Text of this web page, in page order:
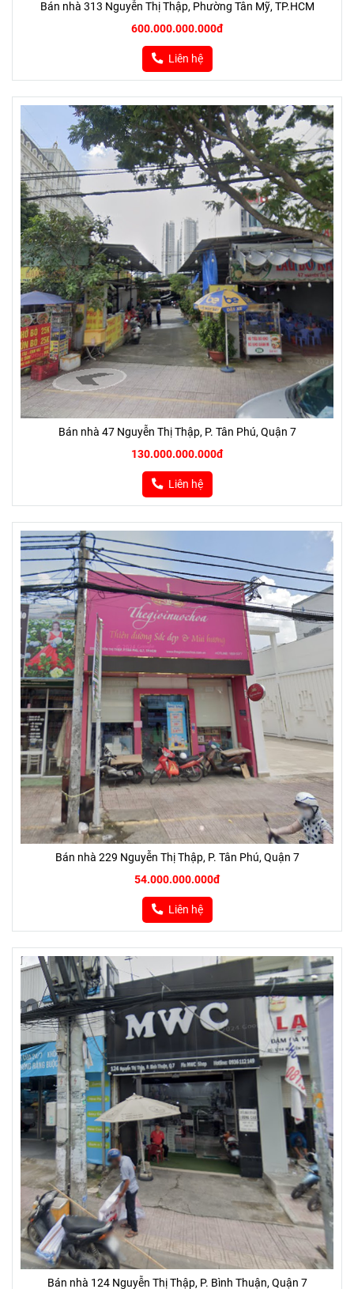
Bán nhà 313 Nguyễn Thị Thập, Phường Tân Mỹ, TP.HCM
600.000.000.000đ
Liên hệ
Bán nhà 47 Nguyễn Thị Thập, P. Tân Phú, Quận 7
130.000.000.000đ
Liên hệ
Bán nhà 229 Nguyễn Thị Thập, P. Tân Phú, Quận 7
54.000.000.000đ
Liên hệ
Bán nhà 124 Nguyễn Thị Thập, P. Bình Thuận, Quận 7